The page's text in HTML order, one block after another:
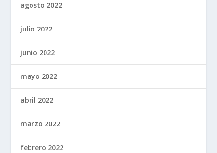
agosto 2022
julio 2022
junio 2022
mayo 2022
abril 2022
marzo 2022
febrero 2022